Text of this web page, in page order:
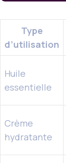
Type
d’utilisation
Huile
essentielle
Crème
hydratante